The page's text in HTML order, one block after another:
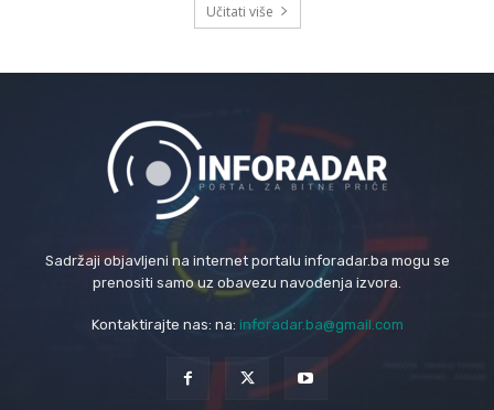
Učitati više
Sadržaji objavljeni na internet portalu inforadar.ba mogu se
prenositi samo uz obavezu navođenja izvora.
Kontaktirajte nas: na: inforadar.ba@gmail.com